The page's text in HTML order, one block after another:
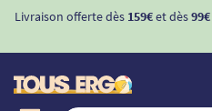
Livraison offerte dès 159€et dès99€